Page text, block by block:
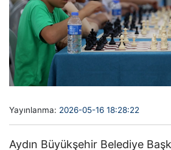
Yayınlanma: 2026-05-16 18:28:22
Aydın Büyükşehir Belediye